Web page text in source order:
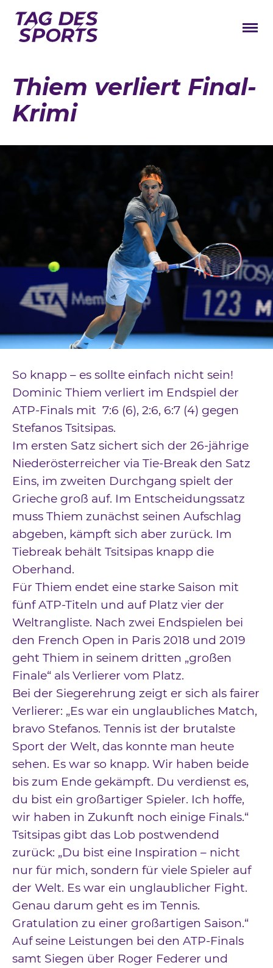
Stars
Galerie
Verbände
Barrierefreiheit
Downloads
Kontakt
Impressum
Thiem verliert Final-
Krimi
So knapp – es sollte einfach nicht sein!
Dominic Thiem verliert im Endspiel der
ATP-Finals mit 7:6 (6), 2:6, 6:7 (4) gegen
Stefanos Tsitsipas.
Im ersten Satz sichert sich der 26-jährige
Niederösterreicher via Tie-Break den Satz
Eins, im zweiten Durchgang spielt der
Grieche groß auf. Im Entscheidungssatz
muss Thiem zunächst seinen Aufschlag
abgeben, kämpft sich aber zurück. Im
Tiebreak behält Tsitsipas knapp die
Oberhand.
Für Thiem endet eine starke Saison mit
fünf ATP-Titeln und auf Platz vier der
Weltrangliste. Nach zwei Endspielen bei
den French Open in Paris 2018 und 2019
geht Thiem in seinem dritten „großen
Finale“ als Verlierer vom Platz.
Bei der Siegerehrung zeigt er sich als fairer
Verlierer: „Es war ein unglaubliches Match,
bravo Stefanos. Tennis ist der brutalste
Sport der Welt, das konnte man heute
sehen. Es war so knapp. Wir haben beide
bis zum Ende gekämpft. Du verdienst es,
du bist ein großartiger Spieler. Ich hoffe,
wir haben in Zukunft noch einige Finals.“
Tsitsipas gibt das Lob postwendend
zurück: „Du bist eine Inspiration – nicht
nur für mich, sondern für viele Spieler auf
der Welt. Es war ein unglaublicher Fight.
Genau darum geht es im Tennis.
Gratulation zu einer großartigen Saison.“
Auf seine Leistungen bei den ATP-Finals
samt Siegen über Roger Federer und